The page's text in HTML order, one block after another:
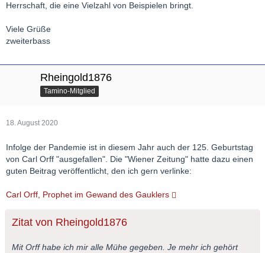
Herrschaft, die eine Vielzahl von Beispielen bringt.
Viele Grüße
zweiterbass
Rheingold1876
Tamino-Mitglied
18. August 2020
Infolge der Pandemie ist in diesem Jahr auch der 125. Geburtstag
von Carl Orff "ausgefallen". Die "Wiener Zeitung" hatte dazu einen
guten Beitrag veröffentlicht, den ich gern verlinke:
Carl Orff, Prophet im Gewand des Gauklers
Zitat von Rheingold1876
Mit Orff habe ich mir alle Mühe gegeben. Je mehr ich gehört